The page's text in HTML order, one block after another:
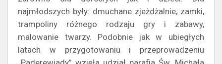
najmłodszych były: dmuchane zjeżdżalnie, zamki,
trampoliny różnego rodzaju gry i zabawy,
malowanie twarzy. Podobnie jak w ubiegłych
latach w przygotowaniu i przeprowadzeniu